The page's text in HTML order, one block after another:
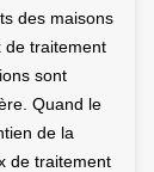
des maisons
de traitement
sont
Quand le
de la
de traitement